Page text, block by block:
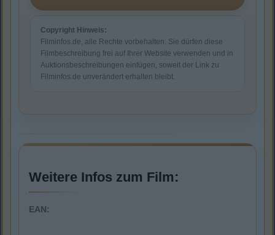
Copyright Hinweis:
Filminfos.de, alle Rechte vorbehalten. Sie dürfen diese
Filmbeschreibung frei auf Ihrer Website verwenden und in
Auktionsbeschreibungen einfügen, soweit der Link zu
Filminfos.de unverändert erhalten bleibt.
Weitere Infos zum Film:
EAN: